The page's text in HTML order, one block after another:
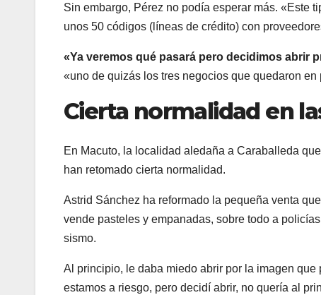
Sin embargo, Pérez no podía esperar más. «Este
unos 50 códigos (líneas de crédito) con
«Ya veremos qué pasará pero decidimos abrir
«uno de quizás los tres negocios que quedaron en
Cierta normalidad en
En Macuto, la localidad aledaña a Caraballeda
han retomado cierta normalidad.
Astrid Sánchez ha reformado la pequeña venta
vende pasteles y empanadas, sobre todo a
sismo.
Al principio, le daba miedo abrir por la imagen
estamos a riesgo, pero decidí abrir, no quería al